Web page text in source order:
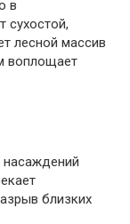
в
сухостой,
лесной массив
воплощает
насаждений
близких